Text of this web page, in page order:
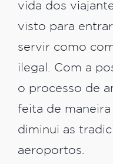
vida dos
visto para
servir como
ilegal. Com a
o processo de
feita de
diminui as
aeroportos.